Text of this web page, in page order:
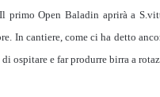
primo Open Baladin aprirà a
In cantiere, come ci ha detto
ospitare e far produrre birra a